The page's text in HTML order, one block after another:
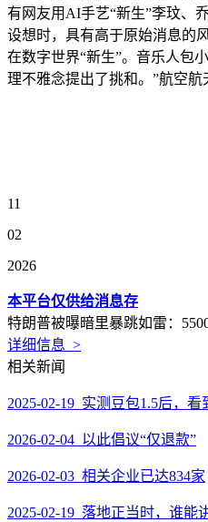
有网友用AI手艺“新生”李玟、
设想时，具有高于原始消息的
在数字世界“新生”。音乐人包
理不雅念提出了挑和。”航空
11
02
2026
本平台仅供给消息存
特朗普被曝暗里暴跳如雷：
详细信息 >
相关新闻
2025-02-19 实测豆包1.5后，
2026-02-04 以此倡议“仅退款”
2026-02-03 相关企业已达834家
2025-02-19 落地正当时，谁能